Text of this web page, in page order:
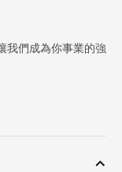
我們成為你事業的強